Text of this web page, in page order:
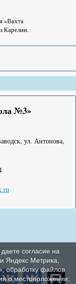
«Вахта
Карелии.
№3»
ул. Антонова,
согласие на
Яндекс Метрика,
обработку файлов
о местоположении;